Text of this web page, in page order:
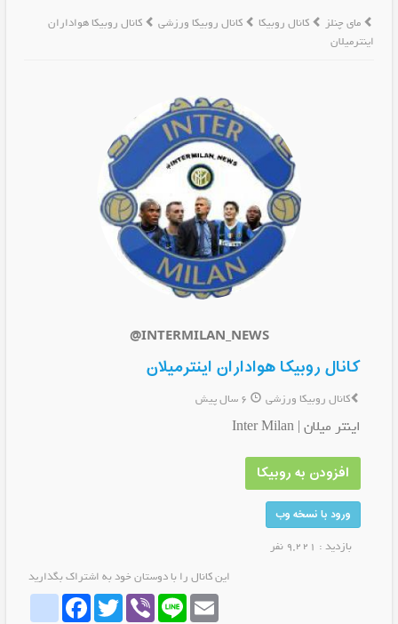
مای چنلز کانال روبیکا کانال روبیکا ورزشی
کانال روبیکا هواداران
اینترمیلان
@INTERMILAN_NEWS
کانال روبیکا هواداران اینترمیلان
کانال روبیکا ورزشی
اینتر میلان | Inter Milan
افزودن به روبیکا
ورود با نسخه وب
بازدید : 9,221 نفر
این کانال را با دوستان خود به اشتراک بگذارید
whatrubikaFacebookTwitter Viber Line Email